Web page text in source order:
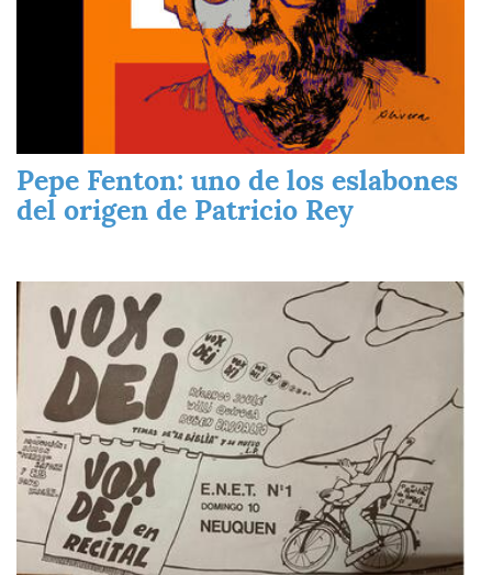
Pepe Fenton: uno de los eslabones
del origen de Patricio Rey
Imagen